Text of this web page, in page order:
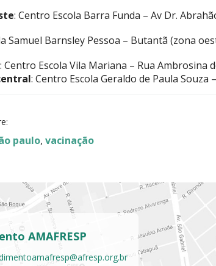
: Centro Escola Barra Funda – Av Dr.
Samuel Barnsley Pessoa – Butantã (zona
: Centro Escola Vila Mariana – Rua Ambrosina
: Centro Escola Geraldo de Paula Souza
paulo, vacinação
AMAFRESP